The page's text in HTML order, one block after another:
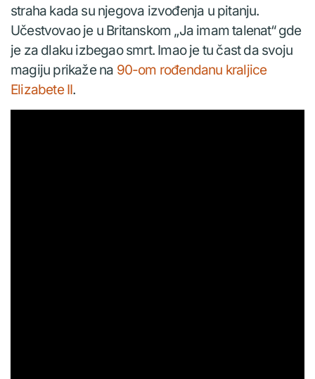
straha kada su njegova izvođenja u pitanju.
Učestvovao je u Britanskom „Ja imam talenat“ gde
je za dlaku izbegao smrt. Imao je tu čast da svoju
magiju prikaže na 90-om rođendanu kraljice
Elizabete II.